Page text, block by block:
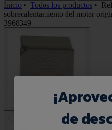
Inicio • Todos los productos •
sobrecalentamiento del motor
3968349
¡
de